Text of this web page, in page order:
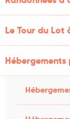
Le Tour du Lot